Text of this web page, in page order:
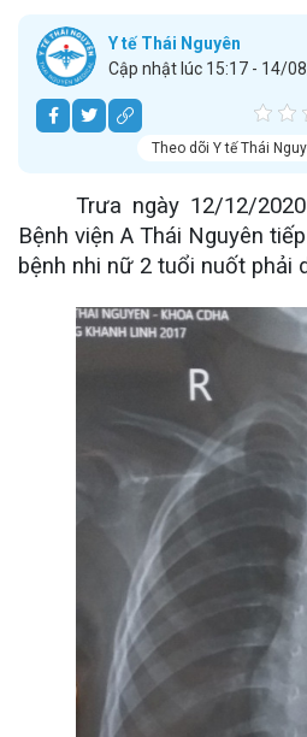
Y tế Thái Nguyên
Cập nhật lúc 15:17 - 14/
Theo dõi Y tế Thái
Trưa ngày 12/12/
Bệnh viện A Thái Nguyên
bệnh nhi nữ 2 tuổi nuốt phải